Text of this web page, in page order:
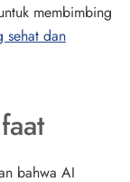
membimbing
sehat dan
bahwa AI